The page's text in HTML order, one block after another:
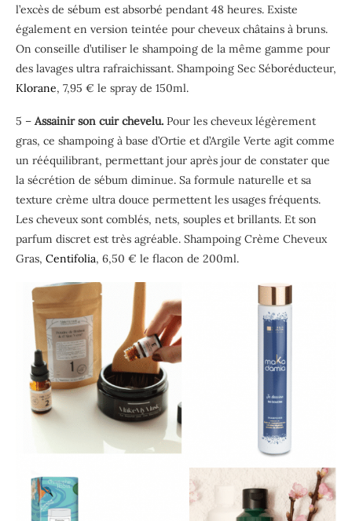
l’excès de sébum est absorbé pendant 48 heures. Existe
également en version teintée pour cheveux châtains à bruns.
On conseille d’utiliser le shampoing de la même gamme pour
des lavages ultra rafraichissant. Shampoing Sec Séboréducteur,
Klorane, 7,95 € le spray de 150ml.
5 – Assainir son cuir chevelu. Pour les cheveux légèrement
gras, ce shampoing à base d’Ortie et d’Argile Verte agit comme
un rééquilibrant, permettant jour après jour de constater que
la sécrétion de sébum diminue. Sa formule naturelle et sa
texture crème ultra douce permettent les usages fréquents.
Les cheveux sont comblés, nets, souples et brillants. Et son
parfum discret est très agréable. Shampoing Crème Cheveux
Gras, Centifolia, 6,50 € le flacon de 200ml.